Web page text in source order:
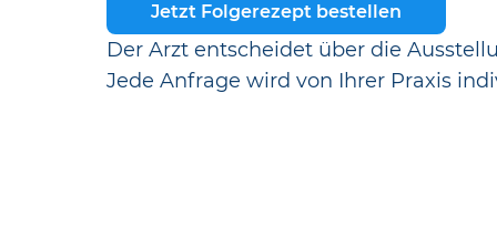
Jetzt Folgerezept bestellen
Der Arzt entscheidet über die
Jede Anfrage wird von Ihrer Praxis